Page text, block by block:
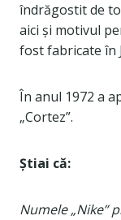
îndrăgostit de
aici și motivul
fost fabricate în
În anul 1972 a
„Cortez”.
Știai că:
Numele „Nike”